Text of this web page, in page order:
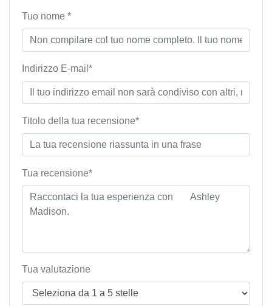
Tuo nome *
Indirizzo E-mail*
Titolo della tua recensione*
Tua recensione*
Tua valutazione